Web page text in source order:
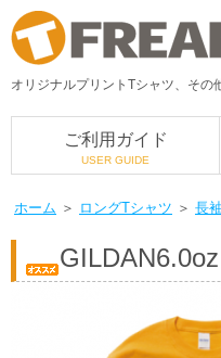
オリジナルプリントTシャツ、そ
ご利用ガイド
USER GUIDE
ホーム ＞ ロングTシャツ ＞ 長袖
GILDAN